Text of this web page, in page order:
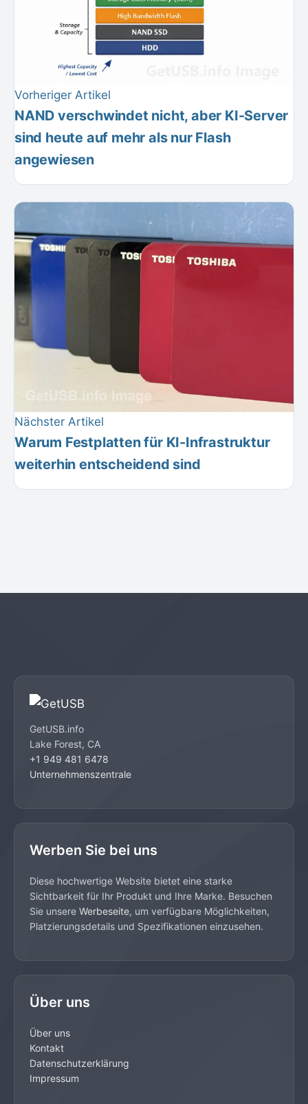
Vorheriger Artikel
NAND verschwindet nicht, aber KI-Server
sind heute auf mehr als nur Flash
angewiesen
Nächster Artikel
Warum Festplatten für KI-Infrastruktur
weiterhin entscheidend sind
GetUSB.info
Lake Forest, CA
+1 949 481 6478
Unternehmenszentrale
Werben Sie bei uns
Diese hochwertige Website bietet eine starke
Sichtbarkeit für Ihr Produkt und Ihre Marke. Besuchen
Sie unsere Werbeseite, um verfügbare Möglichkeiten,
Platzierungsdetails und Spezifikationen einzusehen.
Über uns
Über uns
Kontakt
Datenschutzerklärung
Impressum